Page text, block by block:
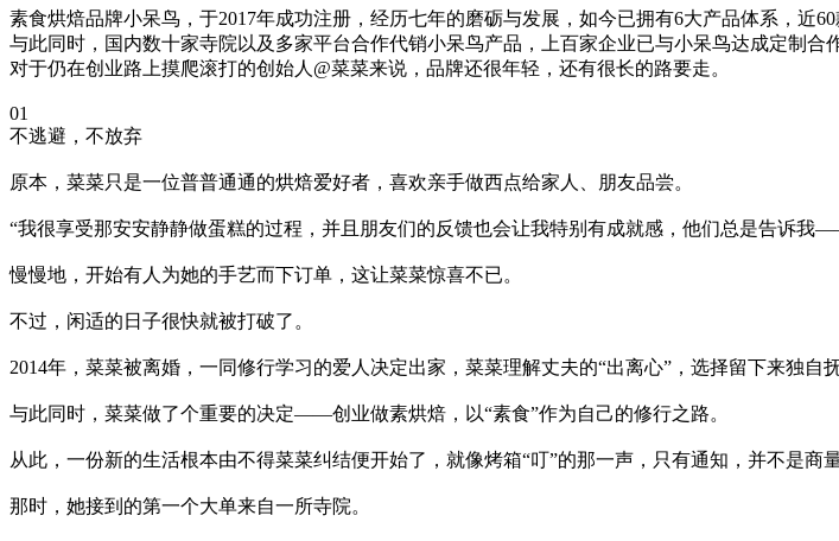
素食烘焙品牌小呆鸟，于2017年成功注册，经历七年的磨砺与发展，如今已拥有6大产品体系，近
与此同时，国内数十家寺院以及多家平台合作代销小呆鸟产品，上百家企业已与小呆鸟达成定制合
对于仍在创业路上摸爬滚打的创始人@菜菜来说，品牌还很年轻，还有很长的路要走。
01
不逃避，不放弃
原本，菜菜只是一位普普通通的烘焙爱好者，喜欢亲手做西点给家人、朋友品尝。
“我很享受那安安静静做蛋糕的过程，并且朋友们的反馈也会让我特别有成就感，他们总是告诉我
慢慢地，开始有人为她的手艺而下订单，这让菜菜惊喜不已。
不过，闲适的日子很快就被打破了。
2014年，菜菜被离婚，一同修行学习的爱人决定出家，菜菜理解丈夫的“出离心”，选择留下来独自抚
与此同时，菜菜做了个重要的决定——创业做素烘焙，以“素食”作为自己的修行之路。
从此，一份新的生活根本由不得菜菜纠结便开始了，就像烤箱“叮”的那一声，只有通知，并不是商量
那时，她接到的第一个大单来自一所寺院。